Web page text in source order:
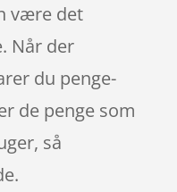
være det
Når der
du penge-
de penge som
så